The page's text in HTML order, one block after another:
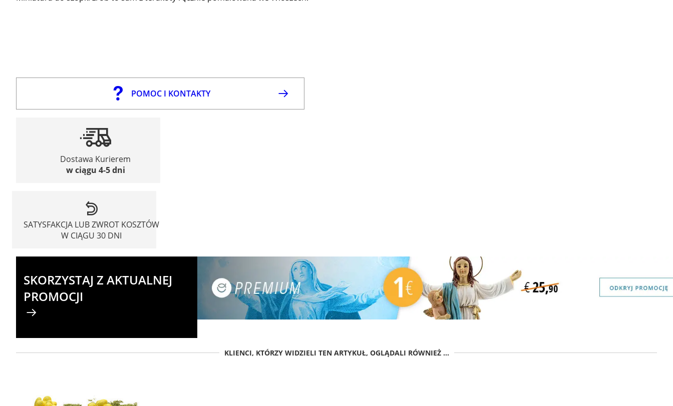
POMOC I KONTAKTY
Dostawa Kurierem
w ciągu 4-5 dni
SATYSFAKCJA LUB ZWROT KOSZTÓW
W CIĄGU 30 DNI
SKORZYSTAJ Z AKTUALNEJ
PROMOCJI
KLIENCI, KTÓRZY WIDZIELI TEN ARTYKUŁ, OGLĄDALI RÓWNIEŻ ...